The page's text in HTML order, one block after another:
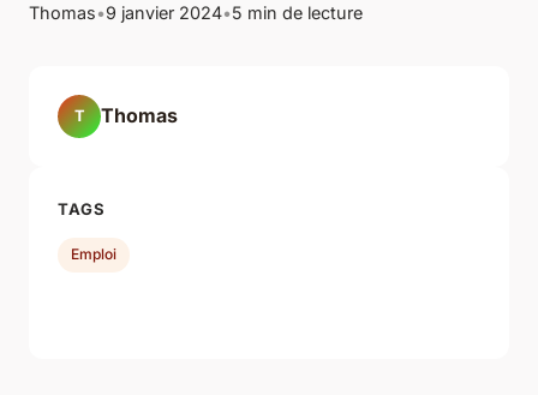
Thomas•9 janvier 2024•5 min de lecture
T Thomas
TAGS
Emploi